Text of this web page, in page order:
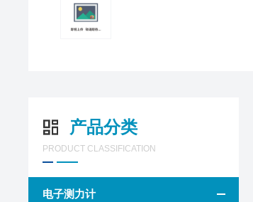
产品分类
PRODUCT CLASSIFICATION
电子测力计